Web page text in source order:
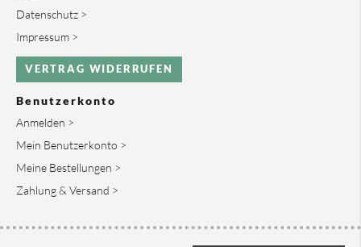
Datenschutz >
Impressum >
VERTRAG WIDERRUFEN
Benutzerkonto
Anmelden >
Mein Benutzerkonto >
Meine Bestellungen >
Zahlung & Versand >